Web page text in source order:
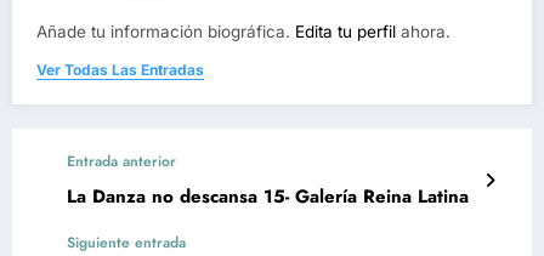
Añade tu información biográfica. Edita tu perfil ahora.
Ver Todas Las Entradas
Entrada anterior
La Danza no descansa 15- Galería Reina Latina
Siguiente entrada